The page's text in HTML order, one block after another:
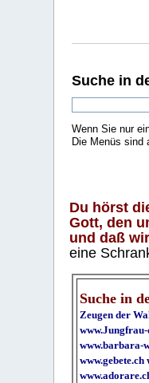
Suche in
Wenn Sie nur
Die Menüs sind
Du hörst
Gott, den
und daß
eine
Suche in
Zeugen der
www.barbara-
www.gebete.ch